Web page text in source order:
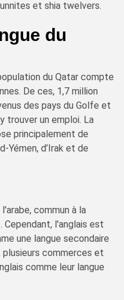
et shia twelvers.
du
du Qatar compte
De ces, 1,7 million
des pays du Golfe et
trouver un emploi. La
principalement de
Yémen, d’Irak et de
commun à la
Cependant, l'anglais est
une langue secondaire
commerces et
comme leur langue